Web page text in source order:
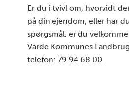
Er du i tvivl om, hvorvidt
på din ejendom, eller har
spørgsmål, er du
Varde Kommunes
telefon: 79 94 68 00.